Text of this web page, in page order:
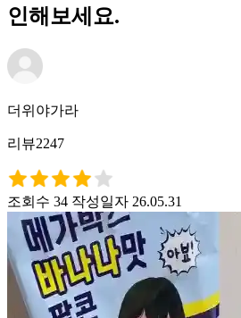
인해보세요.
더위야가라
리뷰2247
조회수 34 작성일자 26.05.31